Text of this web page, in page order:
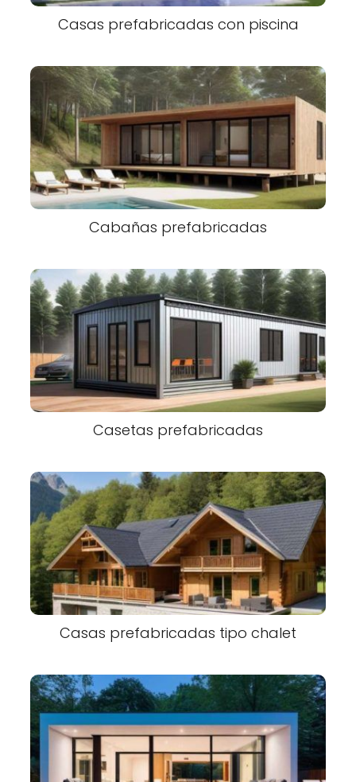
Casas prefabricadas con piscina
Cabañas prefabricadas
Casetas prefabricadas
Casas prefabricadas tipo chalet